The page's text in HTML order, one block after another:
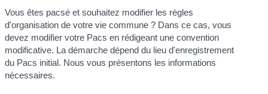
Vous êtes pacsé et souhaitez modifier les règles
d'organisation de votre vie commune ? Dans ce cas, vous
devez modifier votre Pacs en rédigeant une convention
modificative. La démarche dépend du lieu d'enregistrement
du Pacs initial. Nous vous présentons les informations
nécessaires.